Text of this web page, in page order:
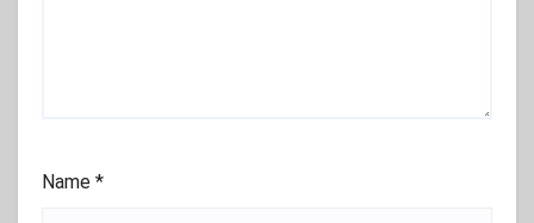
Name *